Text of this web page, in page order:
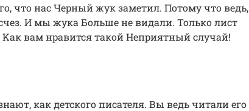
что нас Чеpный жук заметил. Потому что ведь,
И мы жука Больше не видали. Только лист
вам нpавится такой Hепpиятный случай!
как детского писателя. Вы ведь читали его